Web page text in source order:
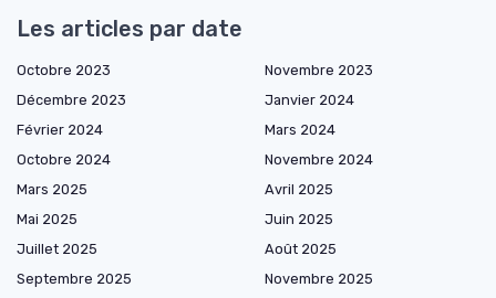
Les articles par date
Octobre 2023
Novembre 2023
Décembre 2023
Janvier 2024
Février 2024
Mars 2024
Octobre 2024
Novembre 2024
Mars 2025
Avril 2025
Mai 2025
Juin 2025
Juillet 2025
Août 2025
Septembre 2025
Novembre 2025